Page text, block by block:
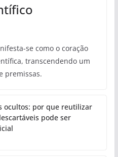
se como o coração
transcendendo um
premissas.
ocultos: por que reutilizar
pode ser